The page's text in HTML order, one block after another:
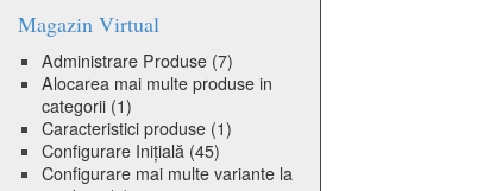
Magazin Virtual
Administrare Produse (7)
Alocarea mai multe produse in
categorii (1)
Caracteristici produse (1)
Configurare Inițială (45)
Configurare mai multe variante la